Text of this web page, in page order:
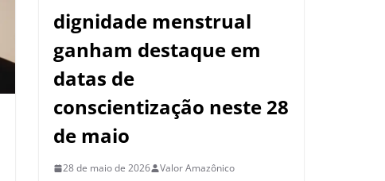
dignidade menstrual
ganham destaque em
datas de
conscientização neste 28
de maio
28 de maio de 2026 Valor Amazônico